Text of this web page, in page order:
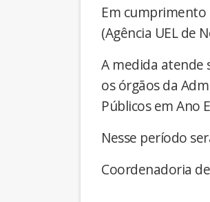
Em cumprimento
(Agência UEL de
A medida atende
os órgãos da
Públicos em Ano
Nesse período
Coordenadoria